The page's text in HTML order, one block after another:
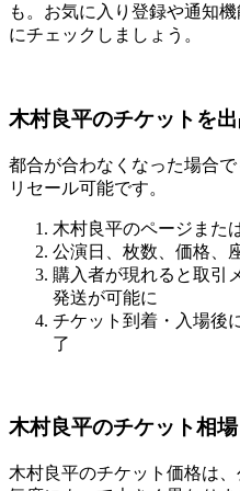
も。お気に入り登録や通知
にチェックしましょう。
木村良平のチケットを
都合が合わなくなった場合
リセール可能です。
木村良平のページまた
公演日、枚数、価格、
購入者が現れると取引
発送が可能に
チケット到着・入場後
了
木村良平のチケット相
木村良平のチケット価格は